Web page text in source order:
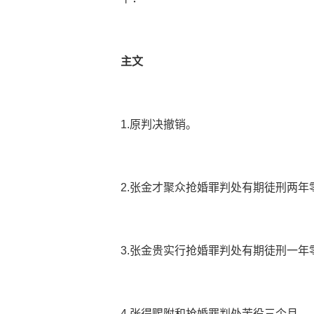
主文
1.原判决撤销。
2.张金才聚众抢婚罪判处有期徒刑两年
3.张金贵实行抢婚罪判处有期徒刑一年